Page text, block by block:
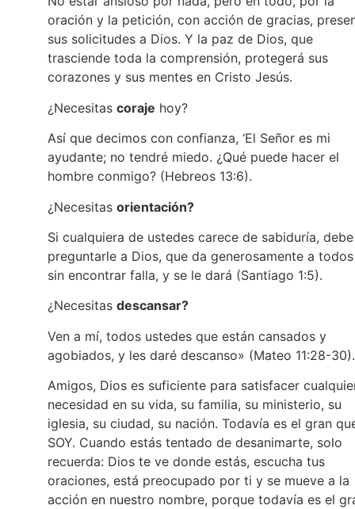
oración y la petición, con acción de gracias,
sus solicitudes a Dios. Y la paz de Dios, que
trasciende toda la comprensión, protegerá sus
corazones y sus mentes en Cristo Jesús.
¿Necesitas coraje hoy?
Así que decimos con confianza, ‘El Señor es mi
ayudante; no tendré miedo. ¿Qué puede hacer el
hombre conmigo? (Hebreos 13:6).
¿Necesitas orientación?
Si cualquiera de ustedes carece de sabiduría, debe
preguntarle a Dios, que da generosamente a todos
sin encontrar falla, y se le dará (Santiago 1:5).
¿Necesitas descansar?
Ven a mí, todos ustedes que están cansados y
agobiados, y les daré descanso» (Mateo 11:28-30).
Amigos, Dios es suficiente para satisfacer
necesidad en su vida, su familia, su ministerio, su
iglesia, su ciudad, su nación. Todavía es el gran
SOY. Cuando estás tentado de desanimarte, solo
recuerda: Dios te ve donde estás, escucha tus
oraciones, está preocupado por ti y se mueve a la
acción en nuestro nombre, porque todavía es el